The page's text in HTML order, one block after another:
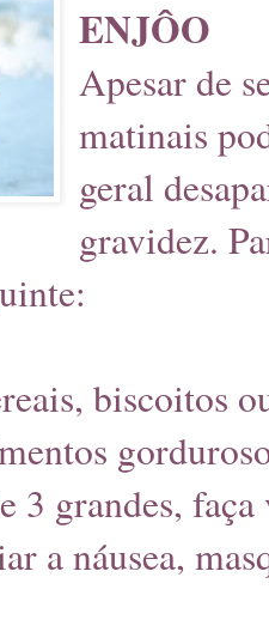
ENJÔO
Apesar de
matinais
geral
gravidez.
biscoitos
3 grandes,
a náusea,